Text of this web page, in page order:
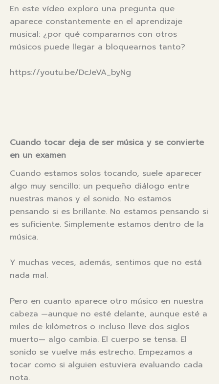
En este vídeo exploro una pregunta que
aparece constantemente en el aprendizaje
musical: ¿por qué compararnos con otros
músicos puede llegar a bloquearnos tanto?
https://youtu.be/DcJeVA_byNg
Cuando tocar deja de ser música y se convierte
en un examen
Cuando estamos solos tocando, suele aparecer
algo muy sencillo: un pequeño diálogo entre
nuestras manos y el sonido. No estamos
pensando si es brillante. No estamos pensando si
es suficiente. Simplemente estamos dentro de la
música.
Y muchas veces, además, sentimos que no está
nada mal.
Pero en cuanto aparece otro músico en nuestra
cabeza —aunque no esté delante, aunque esté a
miles de kilómetros o incluso lleve dos siglos
muerto— algo cambia. El cuerpo se tensa. El
sonido se vuelve más estrecho. Empezamos a
tocar como si alguien estuviera evaluando cada
nota.